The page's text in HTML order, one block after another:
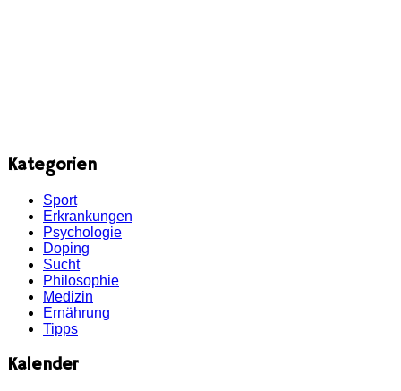
Kategorien
Sport
Erkrankungen
Psychologie
Doping
Sucht
Philosophie
Medizin
Ernährung
Tipps
Kalender